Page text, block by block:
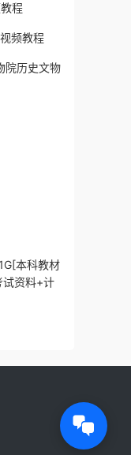
程
频教程
院历史文物
本科教材
试资料+计